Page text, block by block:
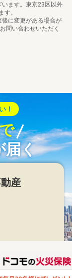
ます。東京23区以外
す。
に変更がある場合が
問い合わせいただく
！
届く
産